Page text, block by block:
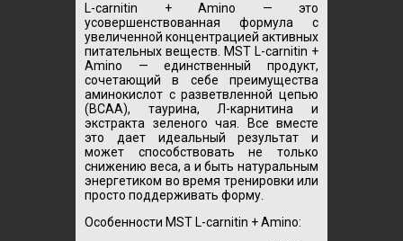
L-carnitin + Amino — это
усовершенствованная формула с
увеличенной концентрацией активных
питательных веществ. MST L-carnitin +
Amino — единственный продукт,
сочетающий в себе преимущества
аминокислот с разветвленной цепью
(BCAA), таурина, Л-карнитина и
экстракта зеленого чая. Все вместе
это дает идеальный результат и
может способствовать не только
снижению веса, а и быть натуральным
энергетиком во время тренировки или
просто поддерживать форму.
Особенности MST L-carnitin + Amino: